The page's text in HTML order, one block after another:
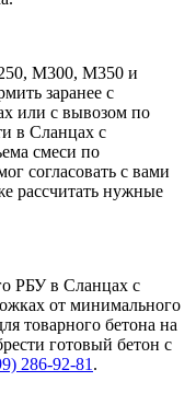
М300, М350 и
заранее с
или с вывозом по
в Сланцах с
смеси по
согласовать с вами
рассчитать нужные
РБУ в Сланцах с
от минимального
товарного бетона на
готовый бетон с
286-92-81 .